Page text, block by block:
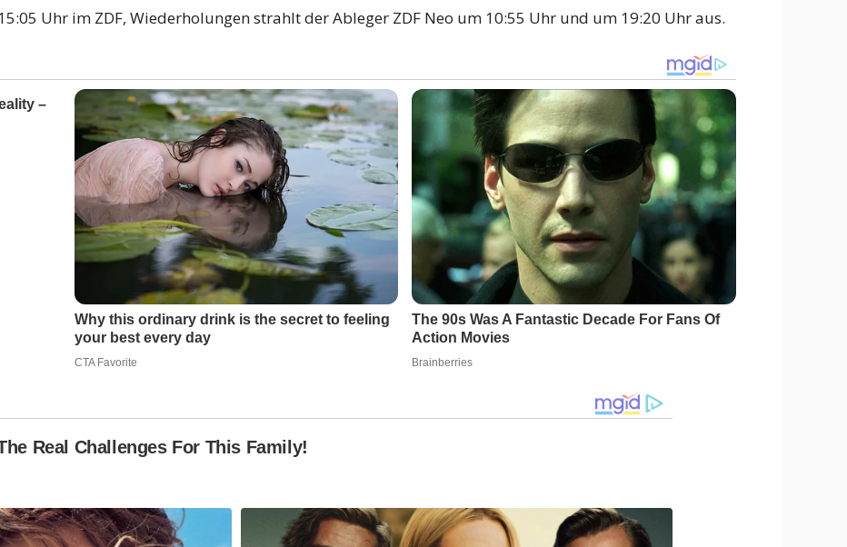
Uhr im ZDF, Wiederholungen strahlt der Ableger ZDF Neo um 10:55 Uhr und um 19:20 Uhr aus.